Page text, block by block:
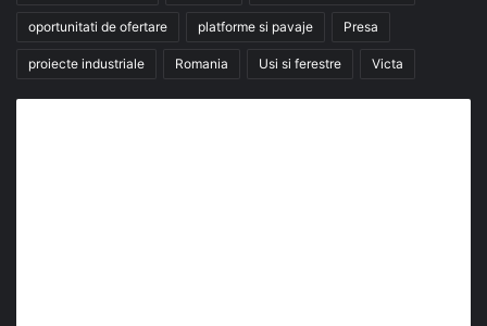
oportunitati de ofertare platforme si pavaje Presa
proiecte industriale Romania Usi si ferestre Victa